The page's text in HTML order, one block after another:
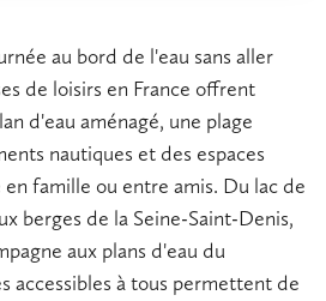
au bord de l'eau sans aller
de loisirs en France offrent
d'eau aménagé, une plage
nautiques et des espaces
famille ou entre amis. Du lac de
berges de la Seine-Saint-Denis,
aux plans d'eau du
accessibles à tous permettent de